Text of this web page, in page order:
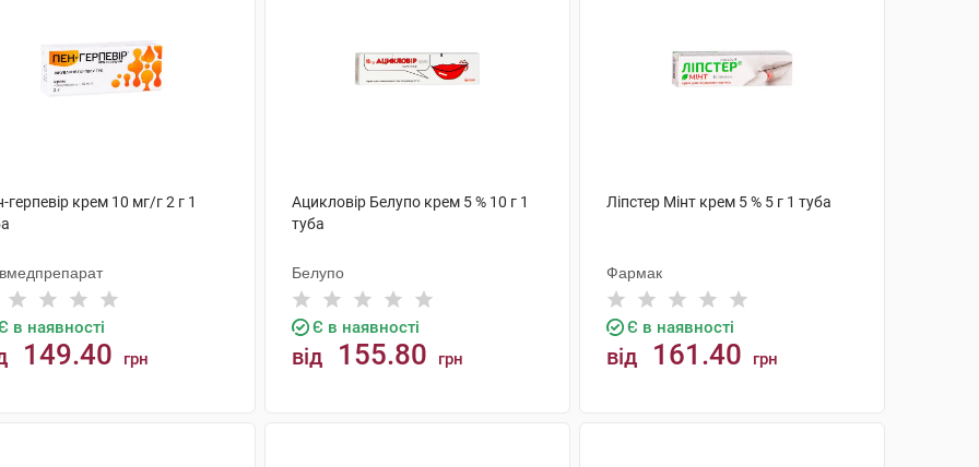
герпевір крем 10 мг/г 2 г 1
в наявності
149.40 грн
Ацикловір Белупо крем 5 % 10 г 1
туба
Белупо
Є в наявності
від 155.80 грн
Ліпстер Мінт крем 5 % 5 г 1 туба
Фармак
Є в наявності
від 161.40 грн